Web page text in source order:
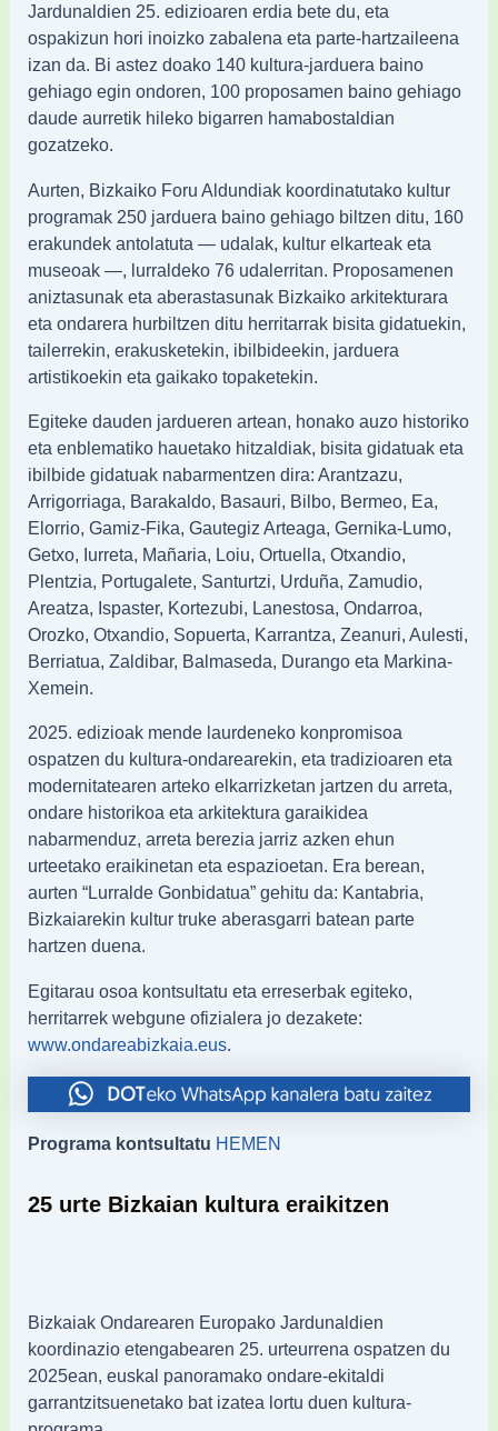
Jardunaldien 25. edizioaren erdia bete du, eta
ospakizun hori inoizko zabalena eta parte-hartzaileena
izan da. Bi astez doako 140 kultura-jarduera baino
gehiago egin ondoren, 100 proposamen baino gehiago
daude aurretik hileko bigarren hamabostaldian
gozatzeko.
Aurten, Bizkaiko Foru Aldundiak koordinatutako kultur
programak 250 jarduera baino gehiago biltzen ditu, 160
erakundek antolatuta — udalak, kultur elkarteak eta
museoak —, lurraldeko 76 udalerritan. Proposamenen
aniztasunak eta aberastasunak Bizkaiko arkitekturara
eta ondarera hurbiltzen ditu herritarrak bisita gidatuekin,
tailerrekin, erakusketekin, ibilbideekin, jarduera
artistikoekin eta gaikako topaketekin.
Egiteke dauden jardueren artean, honako auzo historiko
eta enblematiko hauetako hitzaldiak, bisita gidatuak eta
ibilbide gidatuak nabarmentzen dira: Arantzazu,
Arrigorriaga, Barakaldo, Basauri, Bilbo, Bermeo, Ea,
Elorrio, Gamiz-Fika, Gautegiz Arteaga, Gernika-Lumo,
Getxo, Iurreta, Mañaria, Loiu, Ortuella, Otxandio,
Plentzia, Portugalete, Santurtzi, Urduña, Zamudio,
Areatza, Ispaster, Kortezubi, Lanestosa, Ondarroa,
Orozko, Otxandio, Sopuerta, Karrantza, Zeanuri, Aulesti,
Berriatua, Zaldibar, Balmaseda, Durango eta Markina-
Xemein.
2025. edizioak mende laurdeneko konpromisoa
ospatzen du kultura-ondarearekin, eta tradizioaren eta
modernitatearen arteko elkarrizketan jartzen du arreta,
ondare historikoa eta arkitektura garaikidea
nabarmenduz, arreta berezia jarriz azken ehun
urteetako eraikinetan eta espazioetan. Era berean,
aurten “Lurralde Gonbidatua” gehitu da: Kantabria,
Bizkaiarekin kultur truke aberasgarri batean parte
hartzen duena.
Egitarau osoa kontsultatu eta erreserbak egiteko,
herritarrek webgune ofizialera jo dezakete:
www.ondareabizkaia.eus.
Programa kontsultatu HEMEN
25 urte Bizkaian kultura eraikitzen
Bizkaiak Ondarearen Europako Jardunaldien
koordinazio etengabearen 25. urteurrena ospatzen du
2025ean, euskal panoramako ondare-ekitaldi
garrantzitsuenetako bat izatea lortu duen kultura-